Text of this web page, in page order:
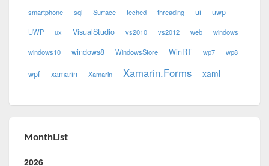
smartphone sql Surface teched threading ui uwp
UWP ux VisualStudio vs2010 vs2012 web windows
windows10 windows8 WindowsStore WinRT wp7 wp8
wpf xamarin Xamarin Xamarin.Forms xaml
MonthList
2026